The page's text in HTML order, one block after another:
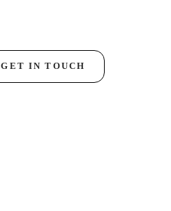
GET IN TOUCH